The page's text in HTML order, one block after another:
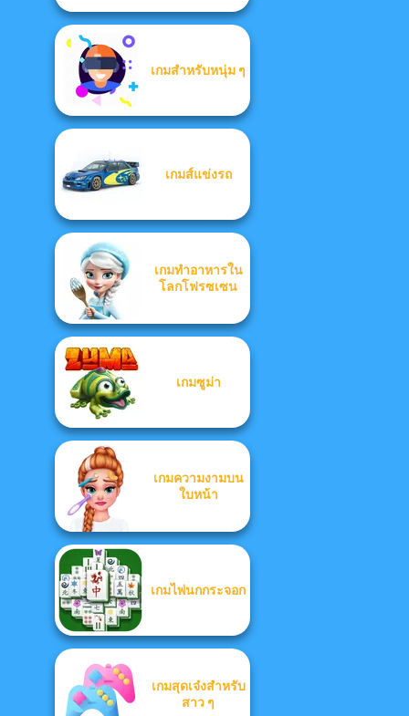
เกมสำหรับหนุ่ม ๆ
เกมส์แข่งรถ
เกมทำอาหารใน
โลกโฟรซเซน
เกมซูม่า
เกมความงามบน
ใบหน้า
เกมไพ่นกกระจอก
เกมสุดเจ๋งสำหรับ
สาว ๆ